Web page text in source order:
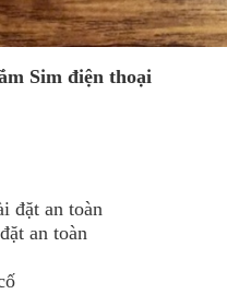
Sim điện thoại
đặt an toàn
an toàn